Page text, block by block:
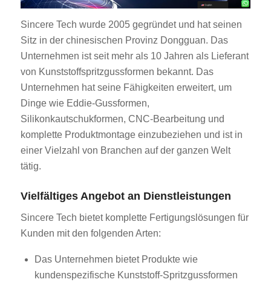
Sincere Tech wurde 2005 gegründet und hat seinen
Sitz in der chinesischen Provinz Dongguan. Das
Unternehmen ist seit mehr als 10 Jahren als Lieferant
von Kunststoffspritzgussformen bekannt. Das
Unternehmen hat seine Fähigkeiten erweitert, um
Dinge wie Eddie-Gussformen,
Silikonkautschukformen, CNC-Bearbeitung und
komplette Produktmontage einzubeziehen und ist in
einer Vielzahl von Branchen auf der ganzen Welt
tätig.
Vielfältiges Angebot an Dienstleistungen
Sincere Tech bietet komplette Fertigungslösungen für
Kunden mit den folgenden Arten:
Das Unternehmen bietet Produkte wie
kundenspezifische Kunststoff-Spritzgussformen